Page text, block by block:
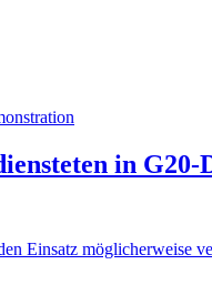
in
Einsatz